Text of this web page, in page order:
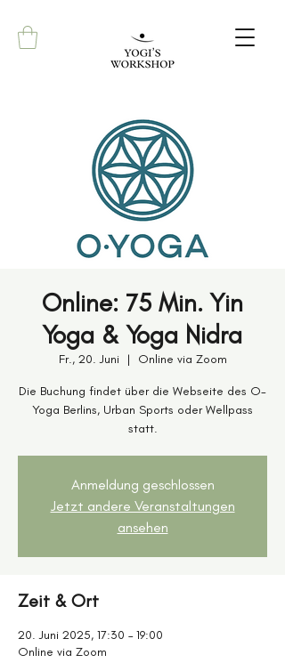
Online: 75 Min. Yin
Yoga & Yoga Nidra
Fr., 20. Juni
  |
Online via Zoom
Die Buchung findet über die Webseite des O-
Yoga Berlins, Urban Sports oder Wellpass
statt.
Anmeldung geschlossen
Jetzt andere Veranstaltungen
ansehen
Zeit & Ort
20. Juni 2025, 17:30 – 19:00
Online via Zoom